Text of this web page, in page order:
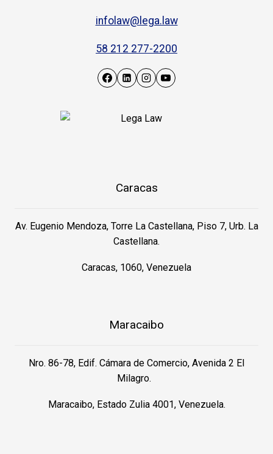
infolaw@lega.law
58 212 277-2200
Caracas
Av. Eugenio Mendoza, Torre La Castellana, Piso 7, Urb. La
Castellana.
Caracas, 1060, Venezuela
Maracaibo
Nro. 86-78, Edif. Cámara de Comercio, Avenida 2 El
Milagro.
Maracaibo, Estado Zulia 4001, Venezuela.